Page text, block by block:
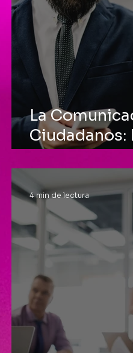
La
Ciudadanos:
entender
4 min de lectura